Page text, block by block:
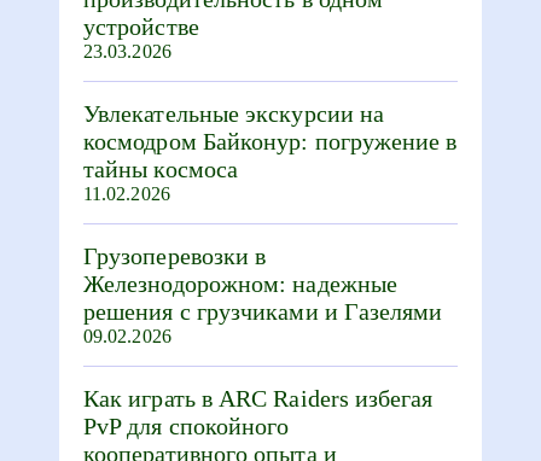
устройстве
23.03.2026
Увлекательные экскурсии на
космодром Байконур: погружение в
тайны космоса
11.02.2026
Грузоперевозки в
Железнодорожном: надежные
решения с грузчиками и Газелями
09.02.2026
Как играть в ARC Raiders избегая
PvP для спокойного
кооперативного опыта и